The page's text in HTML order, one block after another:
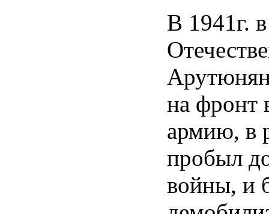
В 1941г.
на фронт
армию, в
пробыл
войны, и